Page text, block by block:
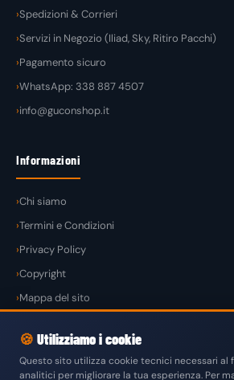
Spedizioni & Corrieri
Servizi in Negozio (Iliad, Sky, Ritiro Pacchi)
Pagamento sicuro
WhatsApp: 338 887 4507
info@guconshop.it
Informazioni
Chi siamo
Termini e Condizioni
Privacy Policy
Copyright
Mappa del sito
© 2026 GuconShopdi Guglielmo Conte —
🍪 Utilizziamo i cookie
Questo sito utilizza cookie tecnici necessari al
analitici per migliorare la tua esperienza. Per